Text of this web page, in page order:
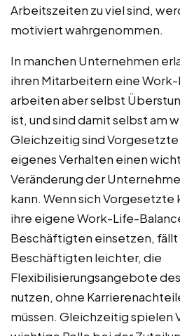
Arbeitszeiten zu viel sind,
motiviert wahrgenommen.
In manchen Unternehmen
ihren Mitarbeitern eine
arbeiten aber selbst
ist, und sind damit selbst am
Gleichzeitig sind
eigenes Verhalten einen
Veränderung der
kann. Wenn sich Vorgesetzte
ihre eigene Work-Life-
Beschäftigten einsetzen, fällt
Beschäftigten leichter, die
Flexibilisierungsangebote
nutzen, ohne
müssen. Gleichzeitig spielen